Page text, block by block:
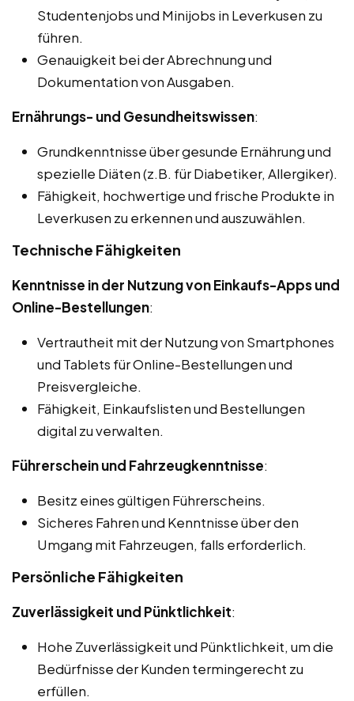
Studentenjobs und Minijobs in Leverkusen zu
führen.
Genauigkeit bei der Abrechnung und
Dokumentation von Ausgaben.
Ernährungs- und Gesundheitswissen:
Grundkenntnisse über gesunde Ernährung und
spezielle Diäten (z.B. für Diabetiker, Allergiker).
Fähigkeit, hochwertige und frische Produkte in
Leverkusen zu erkennen und auszuwählen.
Technische Fähigkeiten
Kenntnisse in der Nutzung von Einkaufs-Apps und
Online-Bestellungen:
Vertrautheit mit der Nutzung von Smartphones
und Tablets für Online-Bestellungen und
Preisvergleiche.
Fähigkeit, Einkaufslisten und Bestellungen
digital zu verwalten.
Führerschein und Fahrzeugkenntnisse:
Besitz eines gültigen Führerscheins.
Sicheres Fahren und Kenntnisse über den
Umgang mit Fahrzeugen, falls erforderlich.
Persönliche Fähigkeiten
Zuverlässigkeit und Pünktlichkeit:
Hohe Zuverlässigkeit und Pünktlichkeit, um die
Bedürfnisse der Kunden termingerecht zu
erfüllen.